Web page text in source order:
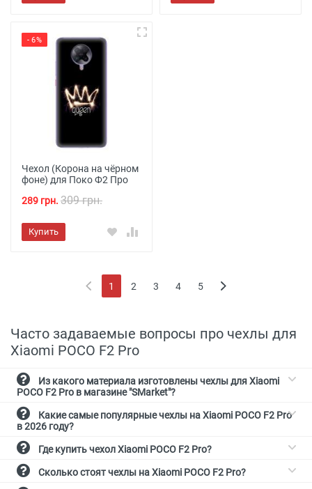
- 6%
Чехол (Корона на чёрном
фоне) для Поко Ф2 Про
289 грн. 309 грн.
Купить
1
(current)
2 3 4 5
Часто задаваемые вопросы про чехлы для
Xiaomi POCO F2 Pro
POCO F2 Pro в магазине "SMarket"?
в 2026 году?
Где купить чехол Xiaomi POCO F2 Pro?
Сколько стоят чехлы на Xiaomi POCO F2 Pro?